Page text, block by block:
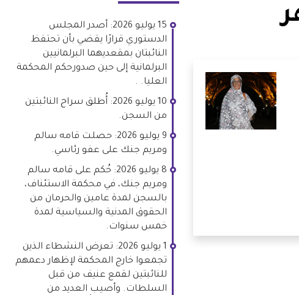
15 يوليو 2026: أصدر المجلس
الدستوري قرارًا يقضي بأن تحتفظ
النائبتان بمقعديهما البرلمانيين
البرلمانية إلى حين صدورحكم المحكمة
العليا. .
10 يوليو 2026: أُطلق سراح النائبتين
من السجن.
9 يوليو 2026: حصلت قامه سالم
ومريم جنك على عفو رئاسي.
8 يوليو 2026: حُكم على قامه سالم
ومريم جنك، في محكمة الاستئناف،
بالسجن لمدة عامين والحرمان من
الحقوق المدنية والسياسية لمدة
خمس سنوات.
1 يوليو 2026: تعرض النشطاء الذين
تجمعوا خارج المحكمة لإظهار دعمهم
للنائبتين لقمع عنيف من قبل
السلطات. وأصيب العديد من